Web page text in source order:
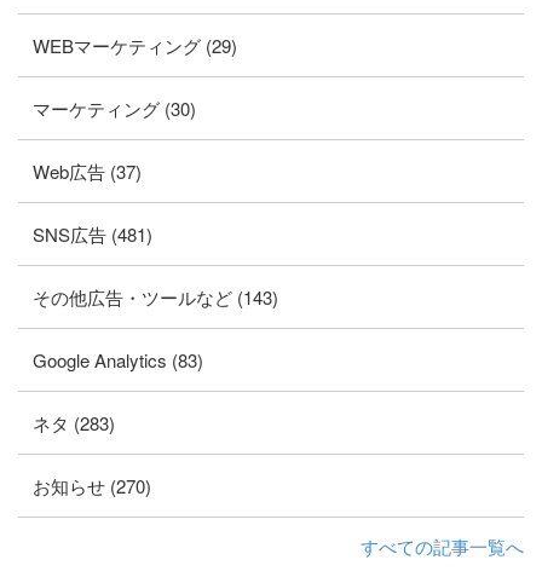
WEBマーケティング (29)
マーケティング (30)
Web広告 (37)
SNS広告 (481)
その他広告・ツールなど (143)
Google Analytics (83)
ネタ (283)
お知らせ (270)
すべての記事一覧へ